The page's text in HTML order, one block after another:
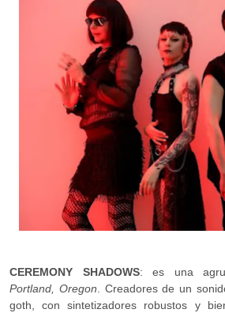
CEREMONY SHADOWS: es una
Portland, Oregon . Creadores de un
goth, con sintetizadores robustos y